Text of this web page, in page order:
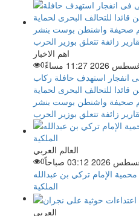
اهم الاخبار
0
انفجار استهدف حافلة ركاب
للتحالف البحرى لحماية
صحيفة واشنطن بوست بنشر
زائفة تتعلق بوزير الحرب
العالم العربي
0
الإمام تركي بن عبدالله
الملكية
العربي